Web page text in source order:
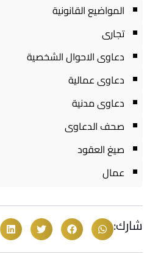
المواضيع القانونية
تجارى
دعاوى الاحوال الشخصية
دعاوى عمالية
دعاوى مدنية
صحف الدعاوى
صيغ العقود
عمال
شارك: